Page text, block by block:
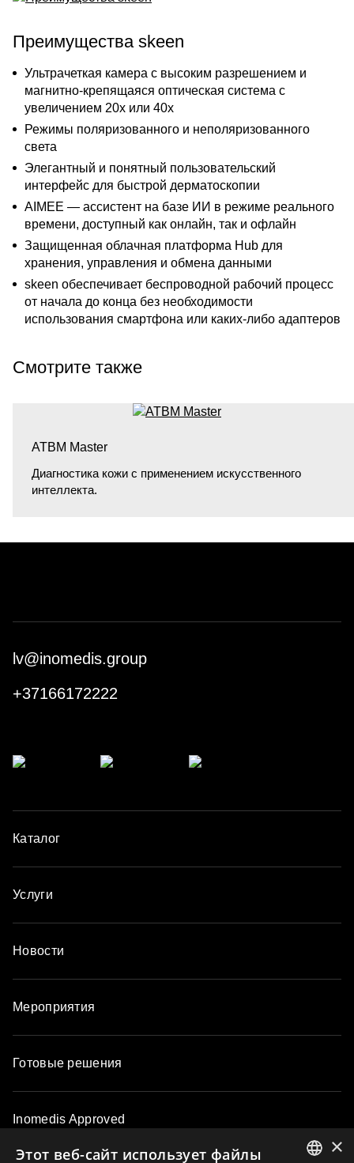
Преимущества skeen
Ультрачеткая камера с высоким разрешением и
магнитно-крепящаяся оптическая система с
увеличением 20x или 40x
Режимы поляризованного и неполяризованного
света
Элегантный и понятный пользовательский
интерфейс для быстрой дерматоскопии
AIMEE — ассистент на базе ИИ в режиме реального
времени, доступный как онлайн, так и офлайн
Защищенная облачная платформа Hub для
хранения, управления и обмена данными
skeen обеспечивает беспроводной рабочий процесс
от начала до конца без необходимости
использования смартфона или каких-либо адаптеров
Смотрите также
ATBM Master
Диагностика кожи с применением искусственного
интеллекта.
lv@inomedis.group
+37166172222
Каталог
Услуги
Новости
Мероприятия
Готовые решения
Inomedis Approved
×
Этот веб-сайт использует файлы